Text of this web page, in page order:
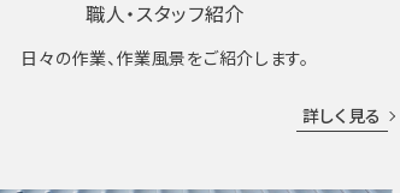
職人・スタッフ紹介
日々の作業、作業風景をご紹介します。
詳しく見る